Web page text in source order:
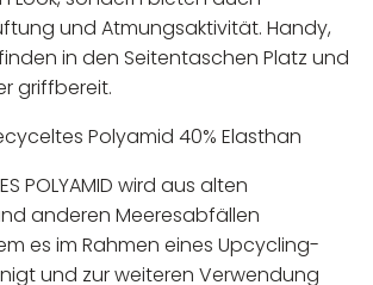
und Atmungsaktivität. Handy,
in den Seitentaschen Platz und
griffbereit.
Polyamid 40% Elasthan
POLYAMID wird aus alten
anderen Meeresabfällen
es im Rahmen eines Upcycling-
und zur weiteren Verwendung